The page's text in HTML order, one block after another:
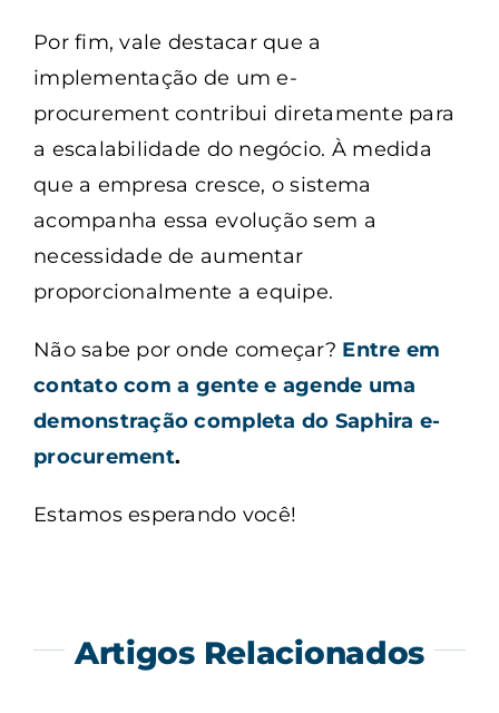
Por fim, vale destacar que a
implementação de um e-
procurement contribui diretamente para
a escalabilidade do negócio. À medida
que a empresa cresce, o sistema
acompanha essa evolução sem a
necessidade de aumentar
proporcionalmente a equipe.
Não sabe por onde começar? Entre em
contato com a gente e agende uma
demonstração completa do Saphira e-
procurement.
Estamos esperando você!
Artigos Relacionados